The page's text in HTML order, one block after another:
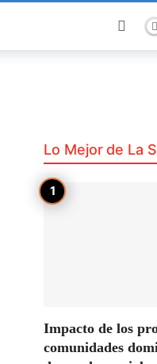
Lo Mejor de La
Impacto de los
comunidades